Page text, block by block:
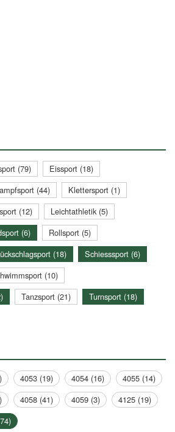
(79)
Eissport (18)
(44)
Klettersport (1)
(12)
Leichtathletik (5)
(6)
Rollsport (5)
(18)
Schiesssport (6)
(10)
Tanzsport (21)
Turnsport (18)
4053 (19) 4054 (16)
4055 (14)
4058 (41) 4059 (3)
4125 (19)